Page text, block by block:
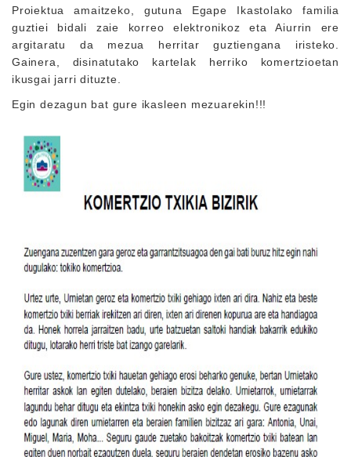
Proiektua amaitzeko, gutuna Egape Ikastolako familia
guztiei bidali zaie korreo elektronikoz eta Aiurrin ere
argitaratu da mezua herritar guztiengana iristeko.
Gainera, disinatutako kartelak herriko komertzioetan
ikusgai jarri dituzte.
Egin dezagun bat gure ikasleen mezuarekin!!!